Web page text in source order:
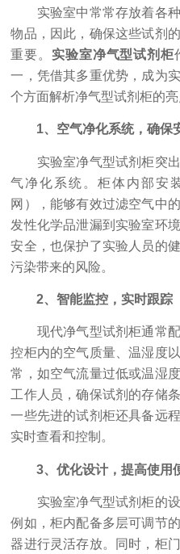
实验室中常常存放着各种
物品，因此，确保这些试剂
重要。 实验室净气型试剂柜
一，凭借其多重优势，成为
个方面解析净气型试剂柜的亮
1、空气净化系统，确保
实验室净气型试剂柜突出
气净化系统。柜体内部安
网），能够有效过滤空气中
发性化学品泄漏到实验室环
安全，也保护了实验人员的
污染带来的风险。
2、智能监控，实时跟踪
现代净气型试剂柜通常配
控柜内的空气质量、温湿度
常，如空气流量过低或温湿
工作人员，确保试剂的存储
一些先进的试剂柜还具备远
实时查看和控制。
3、优化设计，提高使用
实验室净气型试剂柜的设
例如，柜内配备多层可调节
器进行灵活存放。同时，柜